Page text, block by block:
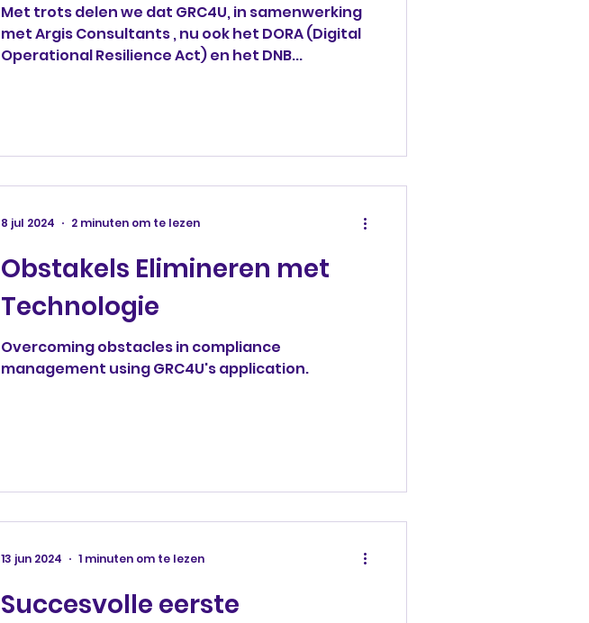
Met trots delen we dat GRC4U, in samenwerking
met Argis Consultants , nu ook het DORA (Digital
Operational Resilience Act) en het DNB...
Obstakels Elimineren met
Technologie
Overcoming obstacles in compliance
management using GRC4U's application.
8 jul 2024 2 minuten om te lezen
Succesvolle eerste
13 jun 2024 1 minuten om te lezen